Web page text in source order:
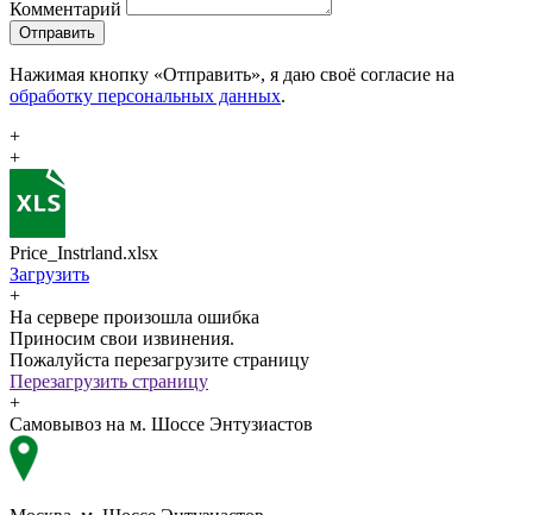
Комментарий
Отправить
Нажимая кнопку «Отправить», я даю своё согласие на
обработку персональных данных.
+
+
Price_Instrland.xlsx
Загрузить
+
На сервере произошла ошибка
Приносим свои извинения.
Пожалуйста перезагрузите страницу
Перезагрузить страницу
+
Самовывоз на м. Шоссе Энтузиастов